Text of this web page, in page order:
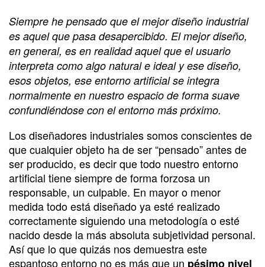
Siempre he pensado que el mejor diseño industrial
es aquel que pasa desapercibido. El mejor diseño,
en general, es en realidad aquel que el usuario
interpreta como algo natural e ideal y ese diseño,
esos objetos, ese entorno artificial se integra
normalmente en nuestro espacio de forma suave
confundiéndose con el entorno más próximo.
Los diseñadores industriales somos conscientes de
que cualquier objeto ha de ser “pensado” antes de
ser producido, es decir que todo nuestro entorno
artificial tiene siempre de forma forzosa un
responsable, un culpable. En mayor o menor
medida todo está diseñado ya esté realizado
correctamente siguiendo una metodología o esté
nacido desde la más absoluta subjetividad personal.
Así que lo que quizás nos demuestra este
espantoso entorno no es más que un pésimo nivel